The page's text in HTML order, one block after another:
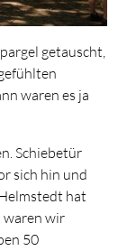
getauscht,
waren es ja
Schiebetür
sich hin und
hat
waren wir
50